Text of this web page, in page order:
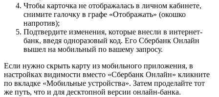
Чтобы карточка не отображалась в личном кабинете,
снимите галочку в графе «Отображать» (окошко
напротив);
Подтвердите изменения, которые внесли в интернет-
банк, введя одноразовый код. Его Сбербанк Онлайн
вышел на мобильный по вашему запросу.
Если нужно скрыть карту из мобильного приложения, в
настройках видимости вместо «Сбербанк Онлайн» кликните
по вкладке «Мобильные устройства». Затем проделайте тот
же путь, что и для десктопной версии онлайн-банка.